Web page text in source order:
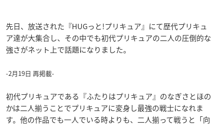
先日、放送された『HUGっと!プリキュア』にて歴代プリキュ
ア達が大集合し、その中でも初代プリキュアの二人の圧倒的な
強さがネット上で話題になりました。
-2月19日 再掲載-
初代プリキュアである『ふたりはプリキュア』のなぎさとほの
かは二人揃うことでプリキュアに変身し最強の戦士になれま
す。他の作品でも一人でいる時よりも、二人揃って戦うと「向